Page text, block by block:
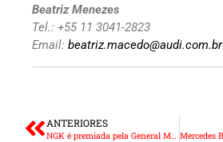
Beatriz Menezes
Tel.: +55 11 3041-2823
Email: beatriz.macedo@audi.com.br
ANTERIORES
NGK é premiada pela General Motors